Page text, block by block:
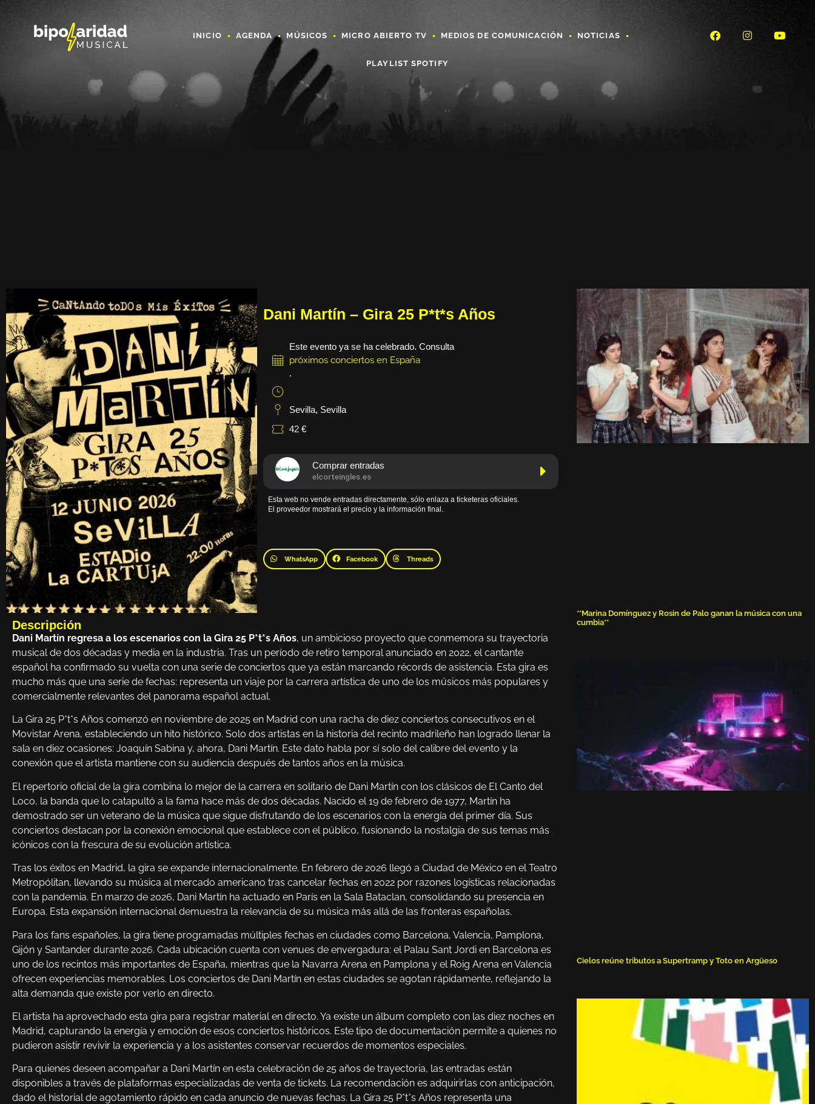
INICIO AGENDA MÚSICOS MICRO ABIERTO TV MEDIOS DE COMUNICACIÓN NOTICIAS
PLAYLIST SPOTIFY
Dani Martín – Gira 25 P*t*s Años
Este evento ya se ha celebrado. Consulta
próximos conciertos en España
.
Sevilla, Sevilla
42 €
Comprar entradas
elcorteingles.es
Esta web no vende entradas directamente, sólo enlaza a ticketeras oficiales.
El proveedor mostrará el precio y la información final.
WhatsApp Facebook Threads
Descripción
Dani Martín regresa a los escenarios con la Gira 25 P*t*s Años, un ambicioso proyecto que conmemora su trayectoria
musical de dos décadas y media en la industria. Tras un período de retiro temporal anunciado en 2022, el cantante
español ha confirmado su vuelta con una serie de conciertos que ya están marcando récords de asistencia. Esta gira es
mucho más que una serie de fechas: representa un viaje por la carrera artística de uno de los músicos más populares y
comercialmente relevantes del panorama español actual.
La Gira 25 P*t*s Años comenzó en noviembre de 2025 en Madrid con una racha de diez conciertos consecutivos en el
Movistar Arena, estableciendo un hito histórico. Solo dos artistas en la historia del recinto madrileño han logrado llenar la
sala en diez ocasiones: Joaquín Sabina y, ahora, Dani Martín. Este dato habla por sí solo del calibre del evento y la
conexión que el artista mantiene con su audiencia después de tantos años en la música.
El repertorio oficial de la gira combina lo mejor de la carrera en solitario de Dani Martín con los clásicos de El Canto del
Loco, la banda que lo catapultó a la fama hace más de dos décadas. Nacido el 19 de febrero de 1977, Martín ha
demostrado ser un veterano de la música que sigue disfrutando de los escenarios con la energía del primer día. Sus
conciertos destacan por la conexión emocional que establece con el público, fusionando la nostalgia de sus temas más
icónicos con la frescura de su evolución artística.
Tras los éxitos en Madrid, la gira se expande internacionalmente. En febrero de 2026 llegó a Ciudad de México en el Teatro
Metropólitan, llevando su música al mercado americano tras cancelar fechas en 2022 por razones logísticas relacionadas
con la pandemia. En marzo de 2026, Dani Martín ha actuado en París en la Sala Bataclan, consolidando su presencia en
Europa. Esta expansión internacional demuestra la relevancia de su música más allá de las fronteras españolas.
Para los fans españoles, la gira tiene programadas múltiples fechas en ciudades como Barcelona, Valencia, Pamplona,
Gijón y Santander durante 2026. Cada ubicación cuenta con venues de envergadura: el Palau Sant Jordi en Barcelona es
uno de los recintos más importantes de España, mientras que la Navarra Arena en Pamplona y el Roig Arena en Valencia
ofrecen experiencias memorables. Los conciertos de Dani Martín en estas ciudades se agotan rápidamente, reflejando la
alta demanda que existe por verlo en directo.
El artista ha aprovechado esta gira para registrar material en directo. Ya existe un álbum completo con las diez noches en
Madrid, capturando la energía y emoción de esos conciertos históricos. Este tipo de documentación permite a quienes no
pudieron asistir revivir la experiencia y a los asistentes conservar recuerdos de momentos especiales.
Para quienes deseen acompañar a Dani Martín en esta celebración de 25 años de trayectoria, las entradas están
disponibles a través de plataformas especializadas de venta de tickets. La recomendación es adquirirlas con anticipación,
dado el historial de agotamiento rápido en cada anuncio de nuevas fechas. La Gira 25 P*t*s Años representa una
**Marina Domínguez y Rosin de Palo ganan la música con una
cumbia**
Cielos reúne tributos a Supertramp y Toto en Argüeso